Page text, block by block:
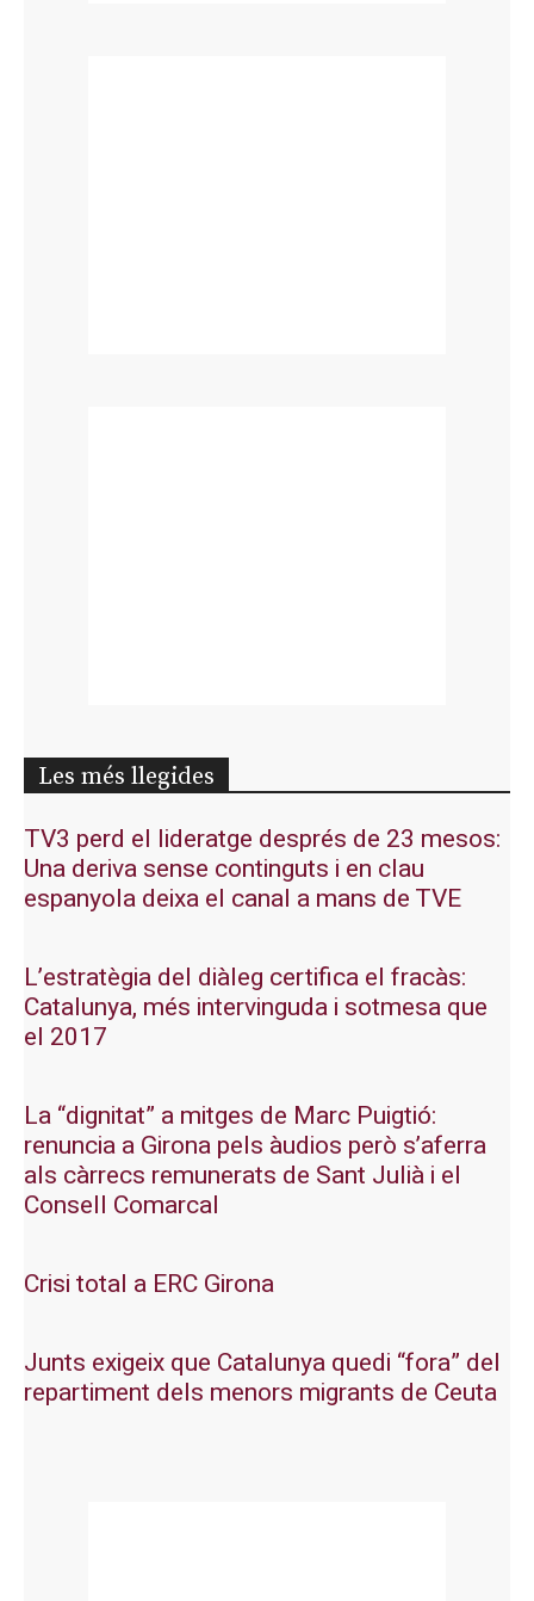
Les més llegides
TV3 perd el lideratge després de 23 mesos:
Una deriva sense continguts i en clau
espanyola deixa el canal a mans de TVE
L’estratègia del diàleg certifica el fracàs:
Catalunya, més intervinguda i sotmesa que
el 2017
La “dignitat” a mitges de Marc Puigtió:
renuncia a Girona pels àudios però s’aferra
als càrrecs remunerats de Sant Julià i el
Consell Comarcal
Crisi total a ERC Girona
Junts exigeix que Catalunya quedi “fora” del
repartiment dels menors migrants de Ceuta